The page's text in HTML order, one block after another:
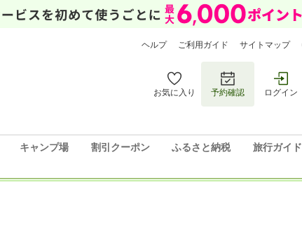
ヘルプ ご利用ガイド サイトマップ
お気に入り 予約確認 ログイン
キャンプ場 割引クーポン ふるさと納税 旅行ガイド